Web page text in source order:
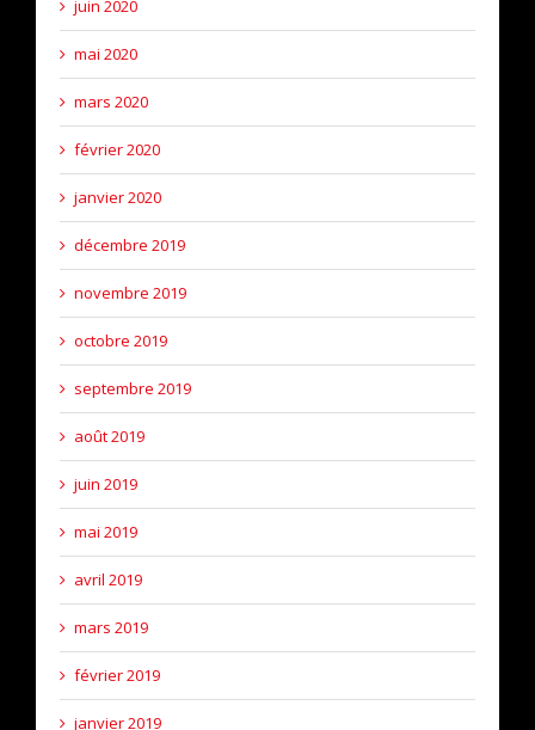
juin 2020
mai 2020
mars 2020
février 2020
janvier 2020
décembre 2019
novembre 2019
octobre 2019
septembre 2019
août 2019
juin 2019
mai 2019
avril 2019
mars 2019
février 2019
janvier 2019